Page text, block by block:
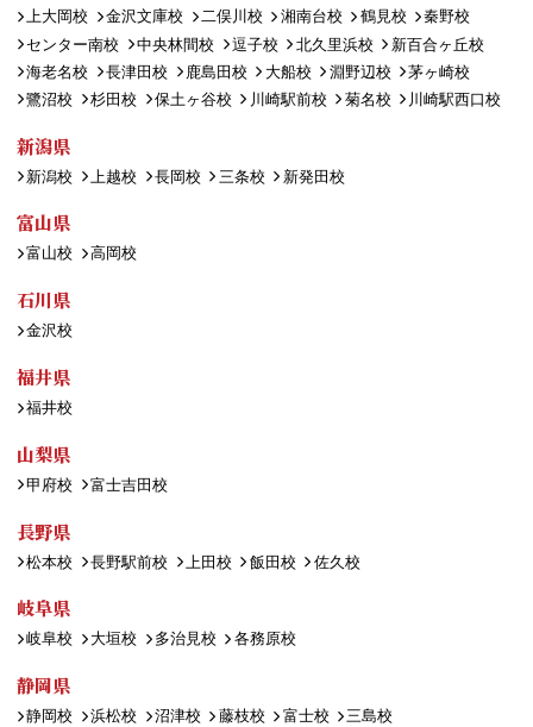
上大岡校
金沢文庫校 二俣川校 湘南台校 鶴見校
秦野校
センター南校
中央林間校 逗子校 北久里浜校
新百合ヶ丘校
海老名校
長津田校 鹿島田校 大船校 淵野辺校
茅ヶ崎校
鷺沼校
杉田校 保土ヶ谷校 川崎駅前校 菊名校 川崎駅西口校
新潟県
新潟校 上越校 長岡校 三条校 新発田校
富山県
富山校 高岡校
石川県
金沢校
福井県
福井校
山梨県
甲府校 富士吉田校
長野県
松本校 長野駅前校 上田校 飯田校 佐久校
岐阜県
岐阜校 大垣校 多治見校 各務原校
静岡県
静岡校 浜松校 沼津校 藤枝校 富士校 三島校